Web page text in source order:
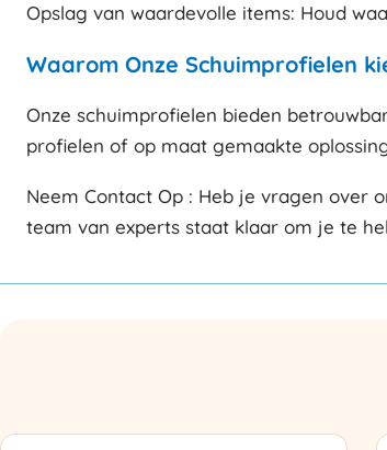
Opslag van waardevolle items: Houd
Waarom Onze Schuimprofielen
Onze schuimprofielen bieden
profielen of op maat gemaakte
Neem Contact Op : Heb je vragen over
team van experts staat klaar om je te